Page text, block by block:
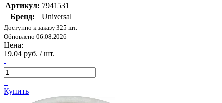
Артикул: 7941531
Бренд:
Universal
Доступно к заказу 325 шт.
Обновлено 06.08.2026
Цена:
19.04 руб. / шт.
-
+
Купить